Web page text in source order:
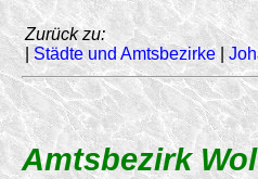
Zurück zu:
| Städte und Amtsbezirke|
Amtsbezirk